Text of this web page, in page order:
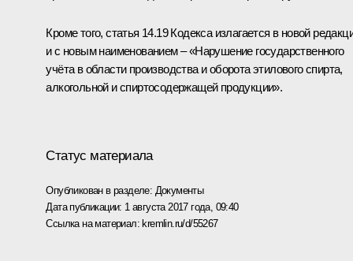
Кроме того, статья 14.19 Кодекса излагается в новой
и с новым наименованием – «Нарушение государственного
учёта в области производства и оборота этилового спирта,
алкогольной и спиртосодержащей продукции».
Статус материала
Опубликован в разделе: Документы
Дата публикации: 1 августа 2017 года, 09:40
Ссылка на материал: kremlin.ru/d/55267